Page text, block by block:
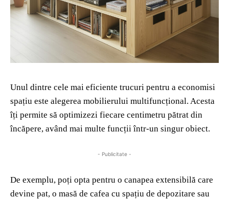
Unul dintre cele mai eficiente trucuri pentru a economisi
spațiu este alegerea mobilierului multifuncțional. Acesta
îți permite să optimizezi fiecare centimetru pătrat din
încăpere, având mai multe funcții într-un singur obiect.
- Publicitate -
De exemplu, poți opta pentru o canapea extensibilă care
devine pat, o masă de cafea cu spațiu de depozitare sau